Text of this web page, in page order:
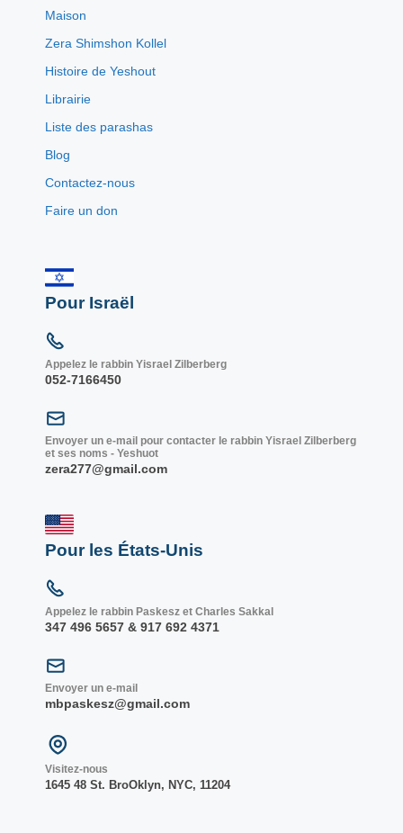
Maison
Zera Shimshon Kollel
Histoire de Yeshout
Librairie
Liste des parashas
Blog
Contactez-nous
Faire un don
Pour Israël
Appelez le rabbin Yisrael Zilberberg
052-7166450
Envoyer un e-mail pour contacter le rabbin Yisrael Zilberberg
et ses noms - Yeshuot
zera277@gmail.com
Pour les États-Unis
Appelez le rabbin Paskesz et Charles Sakkal
347 496 5657 & 917 692 4371
Envoyer un e-mail
mbpaskesz@gmail.com
Visitez-nous
1645 48 St. BroOklyn, NYC, 11204